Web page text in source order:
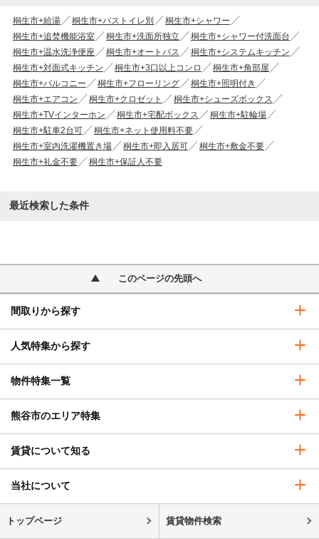
桐生市+給湯 桐生市+バストイレ別
桐生市+シャワー
桐生市+追焚機能浴室
桐生市+洗面所独立
桐生市+シャワー付洗面台
桐生市+温水洗浄便座
桐生市+オートバス
桐生市+システムキッチン
桐生市+対面式キッチン
桐生市+3口以上コンロ
桐生市+角部屋
桐生市+バルコニー
桐生市+フローリング
桐生市+照明付き
桐生市+エアコン
桐生市+クロゼット
桐生市+シューズボックス
桐生市+TVインターホン
桐生市+宅配ボックス
桐生市+駐輪場
桐生市+駐車2台可
桐生市+ネット使用料不要
桐生市+室内洗濯機置き場
桐生市+即入居可
桐生市+敷金不要
桐生市+礼金不要
桐生市+保証人不要
最近検索した条件
このページの先頭へ
間取りから探す
人気特集から探す
物件特集一覧
熊谷市のエリア特集
賃貸について知る
当社について
トップページ 賃貸物件検索